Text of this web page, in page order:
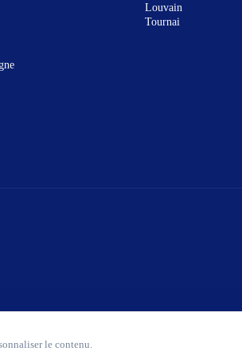
le contenu.
Louvain
Tournai